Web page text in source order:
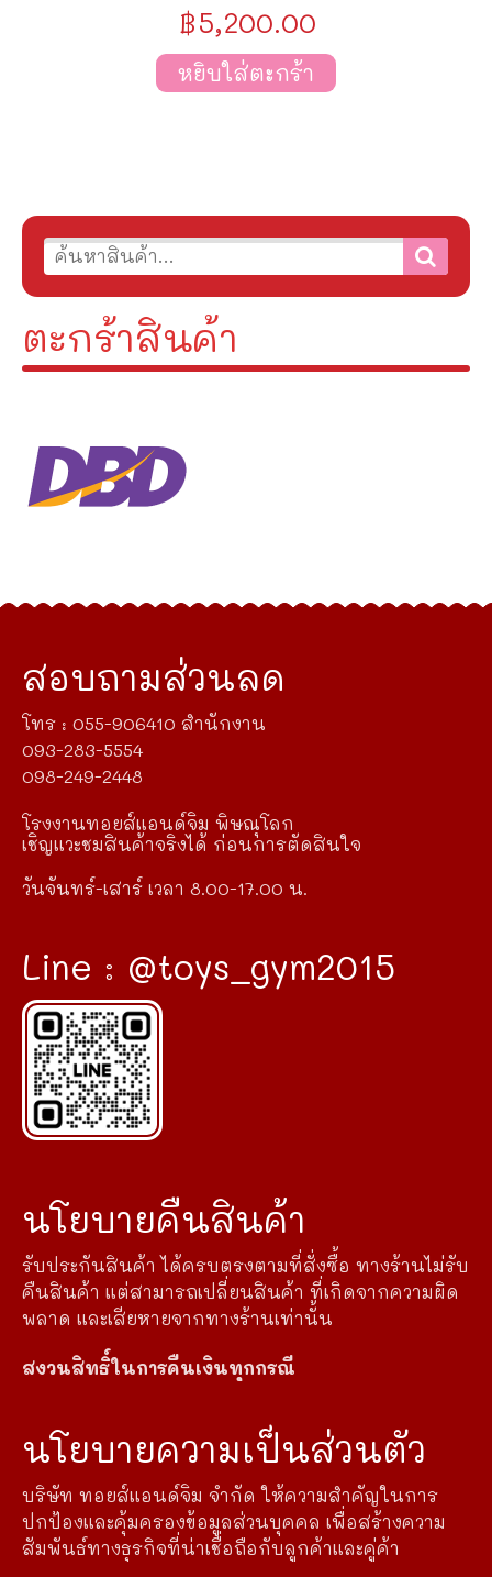
ตะกร้าสินค้า
฿5,200.00
หยิบใส่ตะกร้า
สอบถามส่วนลด
โทร : 055-906410 สำนักงาน
093-283-5554
098-249-2448
โรงงานทอยส์แอนด์จิม พิษณุโลก
เชิญแวะชมสินค้าจริงได้ ก่อนการตัดสินใจ
วันจันทร์-เสาร์ เวลา 8.00-17.00 น.
Line : @toys_gym2015
นโยบายคืนสินค้า
รับประกันสินค้า ได้ครบตรงตามที่สั่งซื้อ ทางร้านไม่รับ
คืนสินค้า แต่สามารถเปลี่ยนสินค้า ที่เกิดจากความผิด
พลาด และเสียหายจากทางร้านเท่านั้น
สงวนสิทธิ์ในการคืนเงินทุกกรณี
นโยบายความเป็นส่วนตัว
บริษัท ทอยส์แอนด์จิม จำกัด ให้ความสำคัญในการ
ปกป้องและคุ้มครองข้อมูลส่วนบุคคล เพื่อสร้างความ
สัมพันธ์ทางธุรกิจที่น่าเชื่อถือกับลูกค้าและคู่ค้า